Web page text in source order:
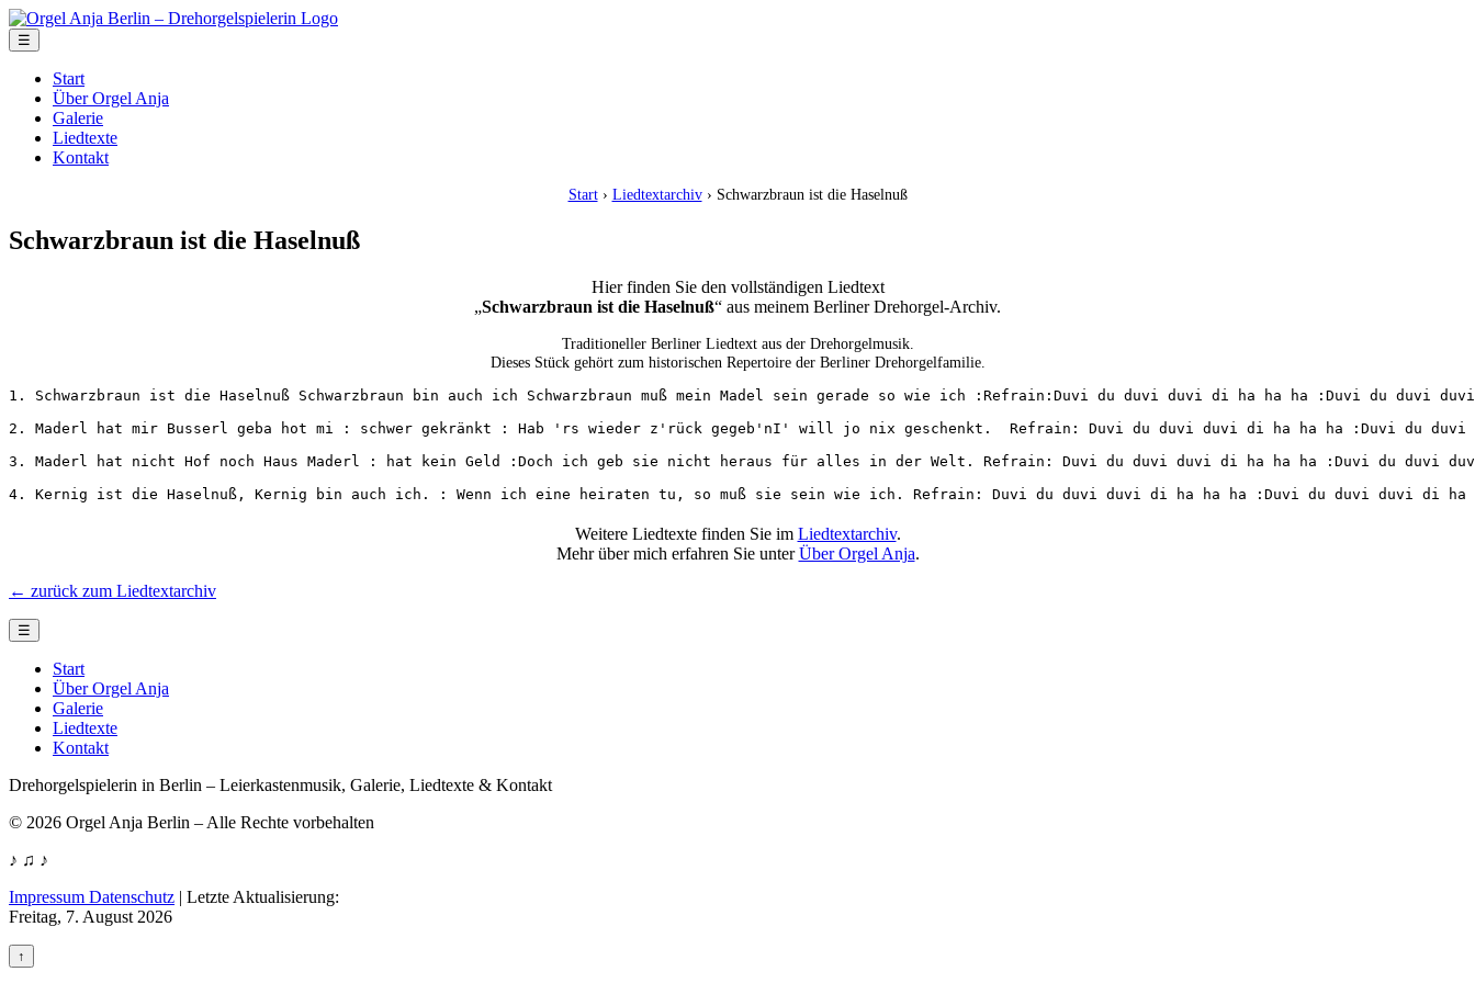
☰
Start
Über Orgel Anja
Galerie
Liedtexte
Kontakt
Start› Liedtextarchiv› Schwarzbraun ist die Haselnuß
Schwarzbraun ist die Haselnuß
Hier finden Sie den vollständigen Liedtext
„Schwarzbraun ist die Haselnuß“ aus meinem Berliner Drehorgel-Archiv.
Traditioneller Berliner Liedtext aus der Drehorgelmusik.
Dieses Stück gehört zum historischen Repertoire der Berliner Drehorgelfamilie.
1. Schwarzbraun ist die Haselnuß Schwarzbraun bin auch ich Schwarzbraun muß mein Madel sein gerade so wie ich :Refrain:Duvi du duvi duvi di ha ha ha :Duvi du duvi
2. Maderl hat mir Busserl geba hot mi : schwer gekränkt : Hab 'rs wieder z'rück gegeb'nI' will jo nix geschenkt.  Refrain: Duvi du duvi duvi di ha ha ha :Duvi du
3. Maderl hat nicht Hof noch Haus Maderl : hat kein Geld :Doch ich geb sie nicht heraus für alles in der Welt. Refrain: Duvi du duvi duvi di ha ha ha :Duvi du duvi
4. Kernig ist die Haselnuß, Kernig bin auch ich. : Wenn ich eine heiraten tu, so muß sie sein wie ich. Refrain: Duvi du duvi duvi di ha ha ha :Duvi du duvi duvi di ha
Weitere Liedtexte finden Sie im Liedtextarchiv.
Mehr über mich erfahren Sie unterÜber Orgel Anja.
← zurück zum Liedtextarchiv
☰
Start
Über Orgel Anja
Galerie
Liedtexte
Kontakt
Drehorgelspielerin in Berlin – Leierkastenmusik, Galerie, Liedtexte & Kontakt
© 2026 Orgel Anja Berlin – Alle Rechte vorbehalten
♪ ♫ ♪
Impressum Datenschutz | Letzte Aktualisierung:
Freitag, 7. August 2026
↑